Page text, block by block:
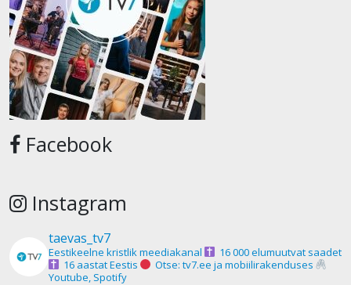
Facebook
Instagram
taevas_tv7
Eestikeelne kristlik meediakanal
16 000 elumuutvat saadet
16 aastat Eestis
Otse: tv7.ee ja mobiilirakenduses
Youtube, Spotify